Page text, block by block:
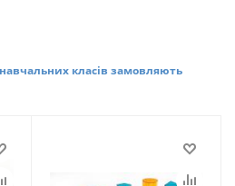
класів замовляють